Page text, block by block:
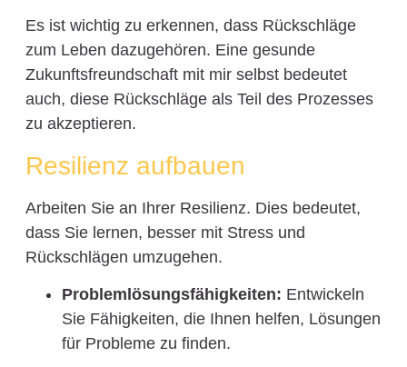
Es ist wichtig zu erkennen, dass Rückschläge
zum Leben dazugehören. Eine gesunde
Zukunftsfreundschaft mit mir selbst bedeutet
auch, diese Rückschläge als Teil des Prozesses
zu akzeptieren.
Resilienz aufbauen
Arbeiten Sie an Ihrer Resilienz. Dies bedeutet,
dass Sie lernen, besser mit Stress und
Rückschlägen umzugehen.
Problemlösungsfähigkeiten: Entwickeln
Sie Fähigkeiten, die Ihnen helfen, Lösungen
für Probleme zu finden.